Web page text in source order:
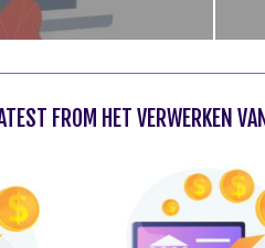
FROM HET VERWERKEN